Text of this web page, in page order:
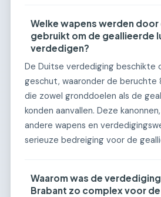
Welke wapens werden door
gebruikt om de geallieerde
verdedigen?
De Duitse verdediging beschikte
geschut, waaronder de beruchte
die zowel gronddoelen als de
konden aanvallen. Deze
andere wapens en
serieuze bedreiging voor de
Waarom was de
Brabant zo complex voor